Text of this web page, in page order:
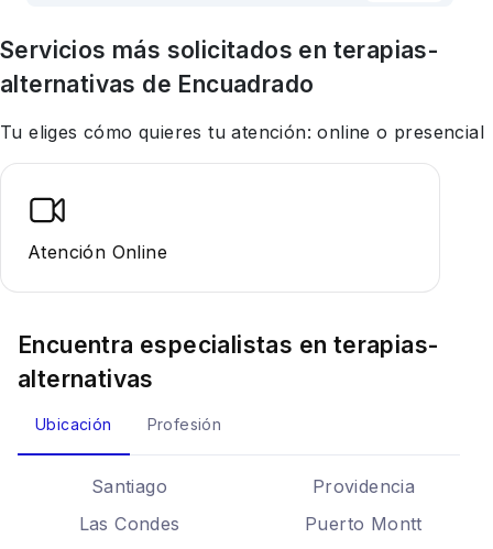
Servicios más solicitados en terapias-
alternativas de Encuadrado
Tu eliges cómo quieres tu atención: online o presencial
Atención Online
Encuentra especialistas en terapias-
alternativas
Ubicación Profesión
Santiago
Providencia
Las Condes
Puerto Montt